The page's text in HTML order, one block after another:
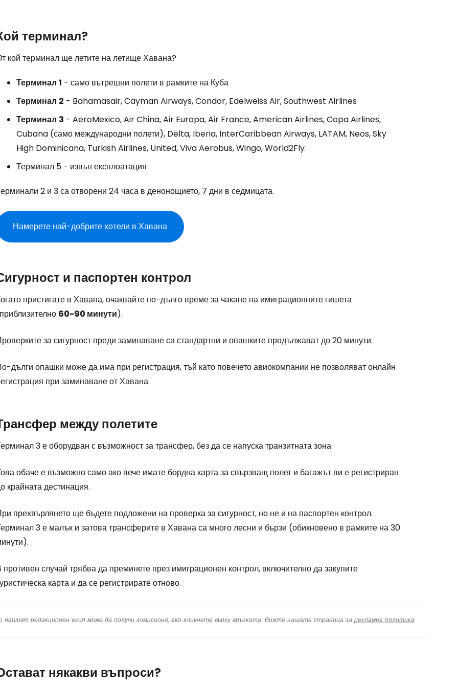
терминал?
кой терминал ще летите на летище Хавана?
Терминал 1 - само вътрешни полети в рамките на Куба
Терминал 2 - Bahamasair, Cayman Airways, Condor, Edelweiss Air, Southwest Airlines
Терминал 3 - AeroMexico, Air China, Air Europa, Air France, American Airlines, Copa Airlines,
Cubana (само международни полети), Delta, Iberia, InterCaribbean Airways, LATAM, Neos, Sky
High Dominicana, Turkish Airlines, United, Viva Aerobus, Wingo, World2Fly
Терминал 5 - извън експлоатация
2 и 3 са отворени 24 часа в денонощието, 7 дни в седмицата.
Намерете най-добрите хотели в Хавана
и паспортен контрол
пристигате в Хавана, очаквайте по-дълго време за чакане на имиграционните гишета
60-90 минути).
за сигурност преди заминаване са стандартни и опашките продължават до 20 минути.
дълги опашки може да има при регистрация, тъй като повечето авиокомпании не позволяват онлайн
при заминаване от Хавана.
между полетите
3 е оборудван с възможност за трансфер, без да се напуска транзитната зона.
обаче е възможно само ако вече имате бордна карта за свързващ полет и багажът ви е регистриран
крайната дестинация.
прехвърлянето ще бъдете подложени на проверка за сигурност, но не и на паспортен контрол.
3 е малък и затова трансферите в Хавана са много лесни и бързи (обикновено в рамките на 30
противен случай трябва да преминете през имиграционен контрол, включително да закупите
карта и да се регистрирате отново.
редакционен екип може да получи комисиони, ако кликнете върху връзката. Вижте нашата страница за рекламна политика.
някакви въпроси?
Влезте в Cestee